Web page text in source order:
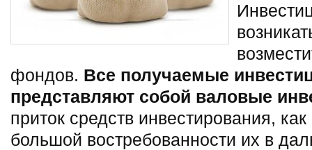
фондов. Все получаемые
представляют собой валовые
приток средств инвестирования,
большой востребованности их в